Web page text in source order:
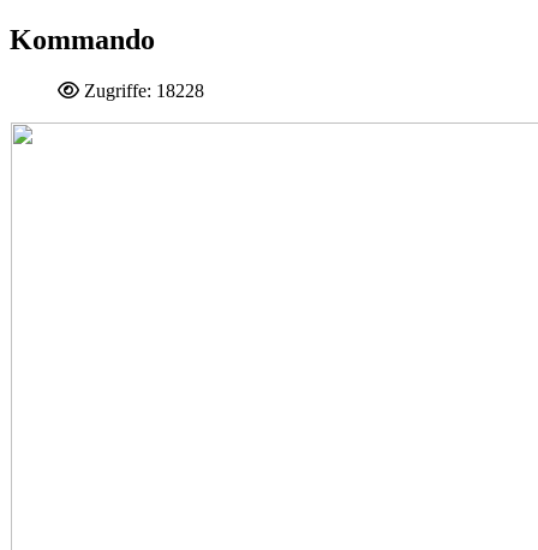
Kommando
Zugriffe: 18228